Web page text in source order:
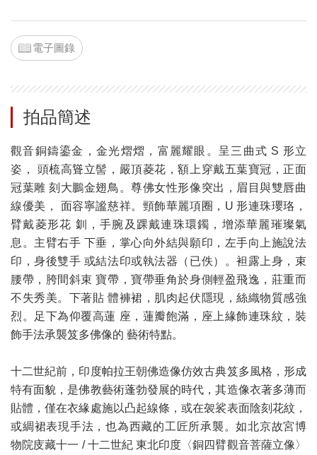
電子圖錄
拍品簡述
觀音銅鑄鎏金，金光熠熠，富麗耀眼。呈三曲式 S 形立
姿， 頭梳高聳立髻，嚴頂菱花，額上穿戴五葉寶冠，正面
冠葉雕 刻大鵬金翅鳥。尊佛女性形像突出，眉目與雙唇曲
線優美， 面容寧謐慈祥。頸飾華麗項圈，U 形連珠瓔珞，
臂戴菱形花 釧，手腕及踝戴連珠環鐲，增添華麗璀璨氣
息。主臂右手 下垂，掌心向外結與願印，左手向上施說法
印，身後雙手 或結法印或執法器（已佚）。袒露上身，束
腰帶，胯間斜束 寶帶，寶帶垂角於身側輕盈飛逸，莊重而
不失秀美。下著貼 體褲裙，肌肉起伏隱現，絲織物質感強
烈。足下為仰覆高蓮 座，蓮瓣飽滿，座上緣飾連珠紋，裝
飾手法承襲笈多佛像的 藝術特點。
十二世紀前，印度帕拉王朝佛造像仿效古典笈多風格，形成
特有面貌，是佛教藝術蓬勃發展的時代，其造像衣著多薄而
貼體，僅在衣緣處施以凸起線條，或在袈裟表面陰刻花紋，
或綢裙表現手法，也為西藏的工匠所承襲。如北京故宮博
物院庋藏十一 / 十二世紀 東北印度〈銅四臂觀音菩薩立像〉